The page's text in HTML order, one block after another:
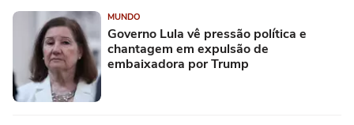
MUNDO
Governo Lula vê pressão política e
chantagem em expulsão de
embaixadora por Trump